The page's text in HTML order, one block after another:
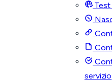
Test
servizio